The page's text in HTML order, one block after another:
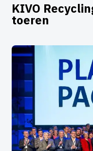
KIVO
toeren